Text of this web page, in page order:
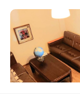
高松A邸
香川県
【駅徒歩20分】田園
先鋭的な家
この家からの距離 6km